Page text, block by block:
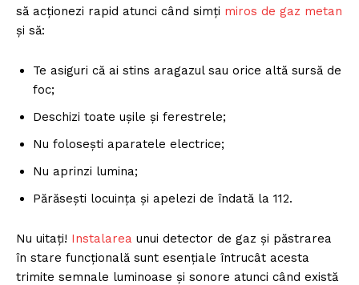
să acționezi rapid atunci când simți miros de gaz metan
și să:
Te asiguri că ai stins aragazul sau orice altă sursă de
foc;
Deschizi toate ușile și ferestrele;
Nu folosești aparatele electrice;
Nu aprinzi lumina;
Părăsești locuința și apelezi de îndată la 112.
Nu uitați! Instalarea unui detector de gaz și păstrarea
în stare funcțională sunt esențiale întrucât acesta
trimite semnale luminoase și sonore atunci când există